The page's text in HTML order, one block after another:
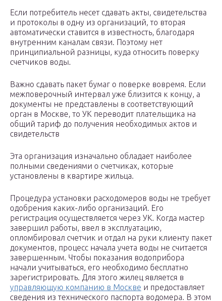
Если потребитель несет сдавать акты, свидетельства
и протоколы в одну из организаций, то вторая
автоматически ставится в известность, благодаря
внутренним каналам связи. Поэтому нет
принципиальной разницы, куда относить поверку
счетчиков воды.
Важно сдавать пакет бумаг о поверке вовремя. Если
межповерочный интервал уже близится к концу, а
документы не представлены в соответствующий
орган в Москве, то УК переводит плательщика на
общий тариф до получения необходимых актов и
свидетельств
Эта организация изначально обладает наиболее
полными сведениями о счетчиках, которые
установлены в квартире жильца.
Процедура установки расходомеров воды не требует
одобрения каких-либо организаций. Его
регистрация осуществляется через УК. Когда мастер
завершил работы, ввел в эксплуатацию,
опломбировал счетчик и отдал на руки клиенту пакет
документов, процесс начала учета воды не считается
завершенным. Чтобы показания водоприбора
начали учитываться, его необходимо бесплатно
зарегистрировать. Для этого жилец является в
управляющую компанию в Москве и предоставляет
сведения из технического паспорта водомера. В этом